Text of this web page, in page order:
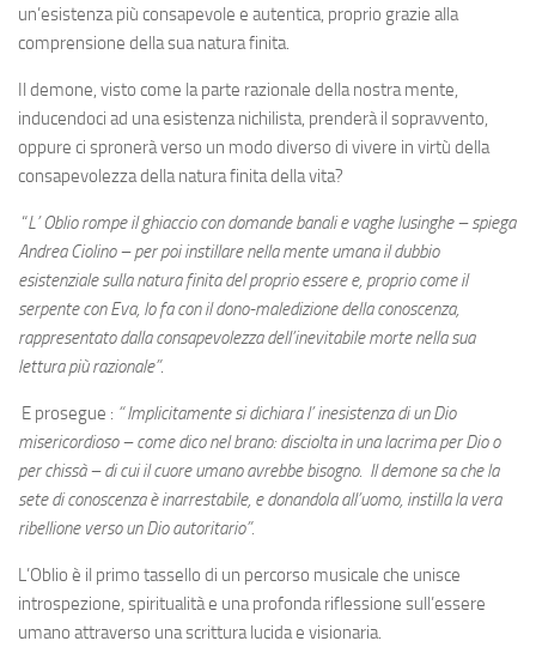
un’esistenza più consapevole e autentica, proprio grazie alla
comprensione della sua natura finita.
Il demone, visto come la parte razionale della nostra mente,
inducendoci ad una esistenza nichilista, prenderà il sopravvento,
oppure ci spronerà verso un modo diverso di vivere in virtù della
consapevolezza della natura finita della vita?
“L’ Oblio rompe il ghiaccio con domande banali e vaghe lusinghe – spiega
Andrea Ciolino – per poi instillare nella mente umana il dubbio
esistenziale sulla natura finita del proprio essere e, proprio come il
serpente con Eva, lo fa con il dono-maledizione della conoscenza,
rappresentato dalla consapevolezza dell’inevitabile morte nella sua
lettura più razionale”.
E prosegue : “ Implicitamente si dichiara l’ inesistenza di un Dio
misericordioso – come dico nel brano: disciolta in una lacrima per Dio o
per chissà – di cui il cuore umano avrebbe bisogno. Il demone sa che la
sete di conoscenza è inarrestabile, e donandola all’uomo, instilla la vera
ribellione verso un Dio autoritario”.
L’Oblio è il primo tassello di un percorso musicale che unisce
introspezione, spiritualità e una profonda riflessione sull’essere
umano attraverso una scrittura lucida e visionaria.